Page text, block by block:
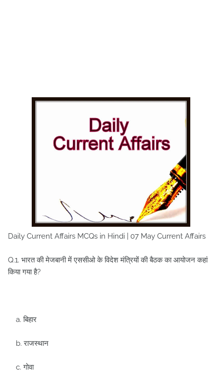
Daily Current Affairs MCQs in Hindi | 07 May Current Affairs
Q.1. भारत की मेजबानी में एससीओ के विदेश मंत्रियों की बैठक का आयोजन कहां
किया गया है?
a. बिहार
b. राजस्थान
c. गोवा